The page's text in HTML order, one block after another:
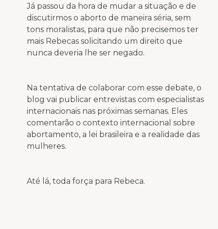
Já passou da hora de mudar a situação e de
discutirmos o aborto de maneira séria, sem
tons moralistas, para que não precisemos ter
mais Rebecas solicitando um direito que
nunca deveria lhe ser negado.
Na tentativa de colaborar com esse debate, o
blog vai publicar entrevistas com especialistas
internacionais nas próximas semanas. Eles
comentarão o contexto internacional sobre
abortamento, a lei brasileira e a realidade das
mulheres.
Até lá, toda força para Rebeca.